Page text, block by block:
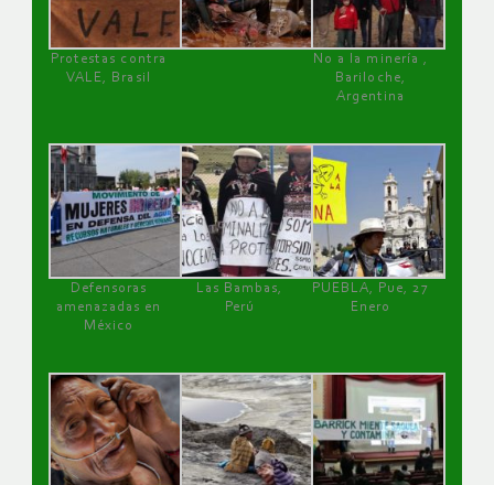
Protestas contra
VALE, Brasil
No a la minería ,
Bariloche,
Argentina
Defensoras
amenazadas en
México
Las Bambas,
Perú
PUEBLA, Pue, 27
Enero